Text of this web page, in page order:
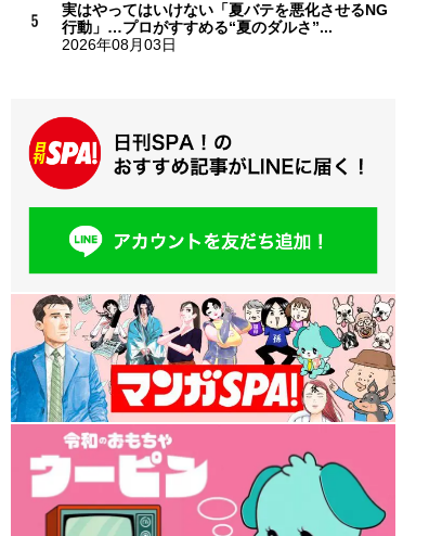
実はやってはいけない「夏バテを悪化させるNG
行動」…プロがすすめる“夏のダルさ”...
2026年08月03日